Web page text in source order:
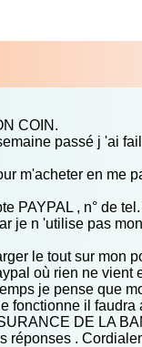
COIN.
passé j 'ai
m'acheter en me
PAYPAL , n° de
je n 'utilise pas
le tout sur mon
où rien ne vient
je pense que
fonctionne il faudra
DE LA
réponses .